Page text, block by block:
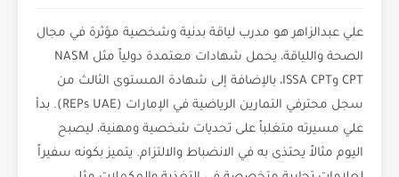
علي عبدالزاهر هو مدرب لياقة بدنية وشخصية مؤثرة في مجال
الصحة واللياقة، يحمل شهادات معتمدة دولياً مثل NASM
CPT وISSA CPT، بالإضافة إلى شهادة المستوى الثالث من
سجل محترفي التمارين الرياضية في الإمارات (REPs UAE). بدأ
علي مسيرته متغلباً على تحديات شخصية ومهنية، ليصبح
اليوم مثالاً يحتذى به في الانضباط والالتزام. يتميز بكونه سفيراً